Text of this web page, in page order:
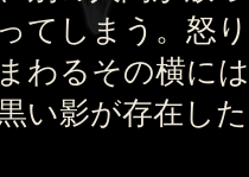
てしまう。怒
わるその横に
い影が存在し